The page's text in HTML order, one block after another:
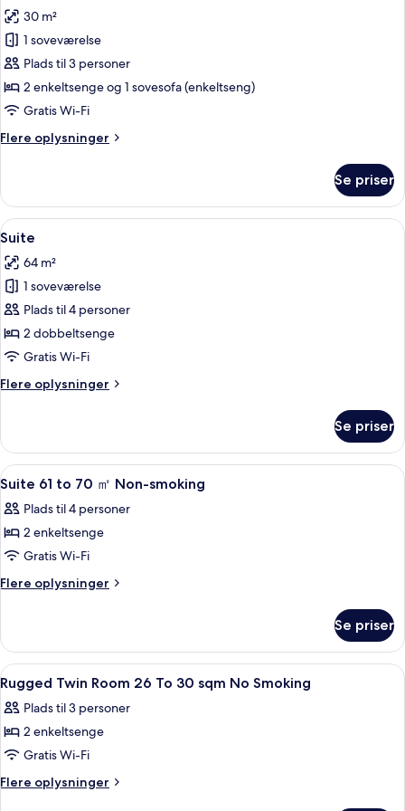
billeder
af
Værelse
til
3
30 m²
1 soveværelse
Plads til 3 personer
2 enkeltsenge og 1 sovesofa (enkeltseng)
Gratis Wi-Fi
Flere oplysninger
Flere
til
personer
Se priser
Indlæs
alle
billeder
af
Suite
Suite | Pengeskab på værelset,
10
Suite
64 m²
1 soveværelse
Plads til 4 personer
2 dobbeltsenge
Gratis Wi-Fi
Flere oplysninger
Flere
Se priser
Indlæs
alle
billeder
af
Suite
61
㎡
Non-
smoking
En moderne stue med en hvid
1
Suite 61 to 70 ㎡ Non-smoking
Plads til 4 personer
2 enkeltsenge
Gratis Wi-Fi
Flere oplysninger
Flere
61
to
70
Non-
smoking
Se priser
Indlæs
alle
billeder
af
Rugged
Twin
Et hotelværelse med to senge, et
1
Rugged Twin Room 26 To 30 sqm No Smoking
Plads til 3 personer
2 enkeltsenge
Gratis Wi-Fi
Flere oplysninger
Flere